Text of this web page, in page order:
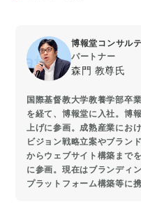
博報堂コンサル
パートナー
森門 教尊氏
国際基督教大学教養学部卒
を経て、博報堂に入社。博
上げに参画。成熟産業にお
ビジョン戦略立案やブラン
からウェブサイト構築まで
に参画。現在はブランディ
プラットフォーム構築等に携